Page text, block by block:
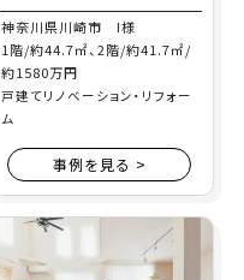
神奈川県川崎市 I様
1階/約44.7㎡、2階/約41.7㎡/
約1580万円
戸建てリノベーション・リフォー
ム
事例を見る >